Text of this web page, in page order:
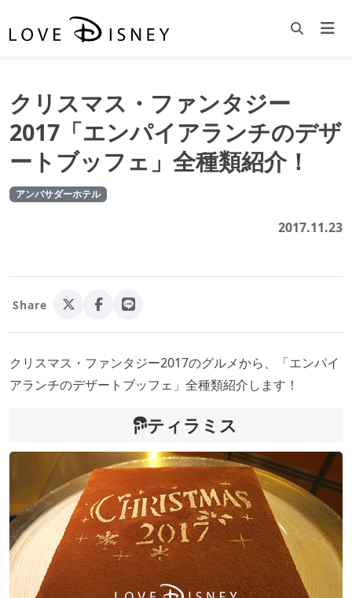
クリスマス・ファンタジー
2017「エンパイアランチのデザ
ートブッフェ」全種類紹介！
アンバサダーホテル
2017.11.23
Share
クリスマス・ファンタジー2017のグルメから、「エンパイ
アランチのデザートブッフェ」全種類紹介します！
ティラミス